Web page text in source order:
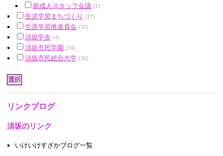
新成人スタッフ会議 (1)
生涯学習まちづくり (17)
生涯学習推進員会 (32)
須坂学舎 (4)
須坂市民学園 (34)
須坂市民総合大学 (36)
リンクブログ
須坂のリンク
いけいけすざかブログ一覧